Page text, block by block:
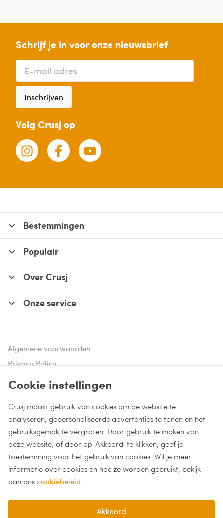
Schrijf je in voor onze nieuwsbrief
Inschrijven
Volg Crusj op
Hulp of advies nodig?
Bel naar 085 - 0043 015
Whatsapp met Crusj
info@crusj.com
Bestemmingen
Populair
Over Crusj
Onze service
Algemene voorwaarden
Privacy Policy
Disclaimer
Cookie instellingen
Crusj maakt gebruik van cookies om de website te
analyseren, gepersonaliseerde advertenties te tonen en het
gebruiksgemak te vergroten. Door gebruik te maken van
deze website, of door op 'Akkoord' te klikken, geef je
toestemming voor het gebruik van cookies. Wil je meer
informatie over cookies en hoe ze worden gebruikt, bekijk
dan ons cookiebeleid .
Akkoord